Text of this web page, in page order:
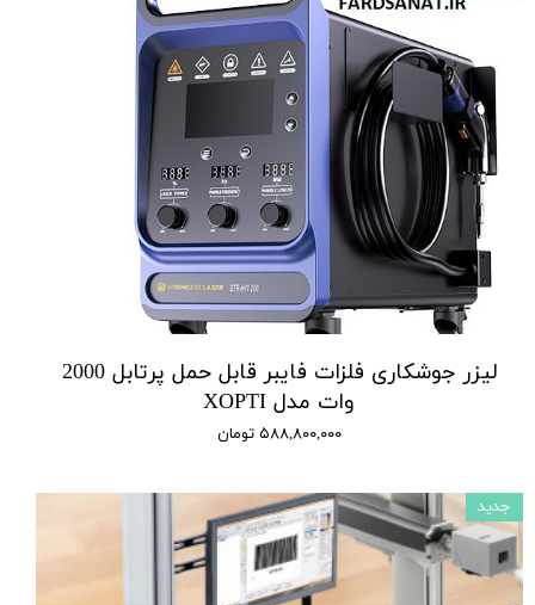
لیزر جوشکاری فلزات فایبر قابل حمل پرتابل 2000
وات مدل XOPTI
۵۸۸,۸۰۰,۰۰۰ تومان
جدید